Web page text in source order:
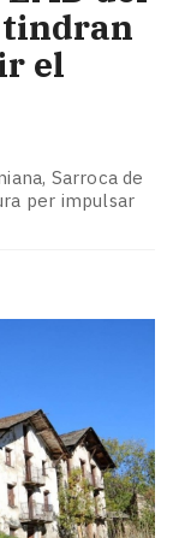
tindran
el
Sarroca de
per impulsar